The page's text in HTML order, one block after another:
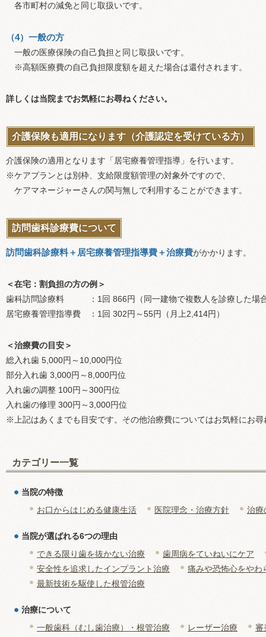
各市町村の減免と同じ取扱いです。
（4）一般の方
一般の医療保険の自己負担と同じ取扱いです。
※高額医療費の自己負担限度額を超えた場合は還付されます。
詳しくは当院までお気軽にお尋ねください。
介護保険も適用になります（介護認定を受けている方）
介護保険の適用となります「居宅療養管理指導」を行います。
※ケアプランとは別枠、支給限度額管理の対象外ですので、
ケアマネージャーさんの関与無しで利用することができます。
訪問歯科診療費について
訪問歯科診療料＋居宅療養管理指導費＋治療費がかかります。
＜在宅：割負担の方の例＞
歯科訪問診療料 ：1回 866円（同一建物で複数人を診療した場
居宅療養管理指導費 ：1回 302円～55円（月上2,414円）
＜治療費の目安＞
総入れ歯 5,000円～10,000円位
部分入れ歯 3,000円～8,000円位
入れ歯の調整 100円～300円位
入れ歯の修理 300円～3,000円位
※上記はあくまでも目安です。その他治療費についてはお気軽にお尋
カテゴリー一覧
当院の特徴
お口からはじめる健康生活
医院理念・治療方針 治療
当院が選ばれる6つの理由
できる限り歯を抜かない治療
歯周病をていねいにケア
安全性を追求したインプラント治療
痛みや恐怖心をやわ
最新技術を駆使した根管治療
治療について
一般歯科（むし歯治療）・根管治療
レーザー治療
審